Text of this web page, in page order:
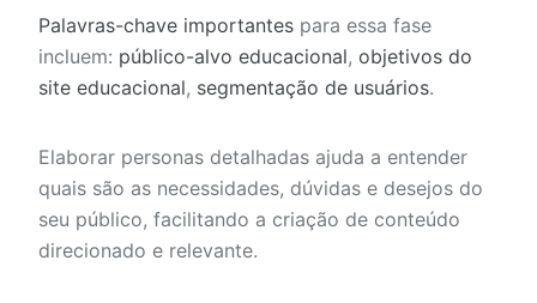
Palavras-chave importantes para essa fase
incluem: público-alvo educacional, objetivos do
site educacional, segmentação de usuários.
Elaborar personas detalhadas ajuda a entender
quais são as necessidades, dúvidas e desejos do
seu público, facilitando a criação de conteúdo
direcionado e relevante.